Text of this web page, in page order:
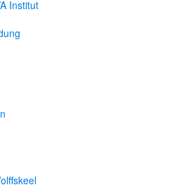
Institut